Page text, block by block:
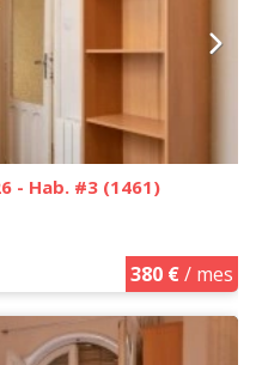
- Hab. #3 (1461)
380 €/ mes